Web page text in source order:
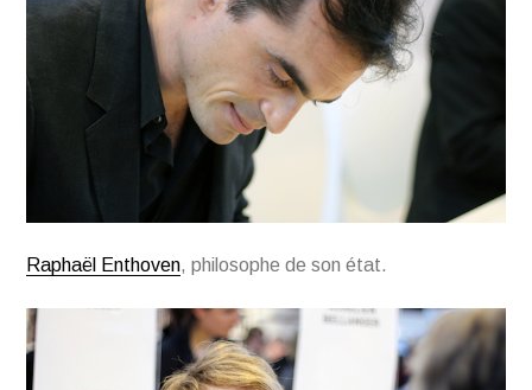
Raphaël Enthoven, philosophe de son état.